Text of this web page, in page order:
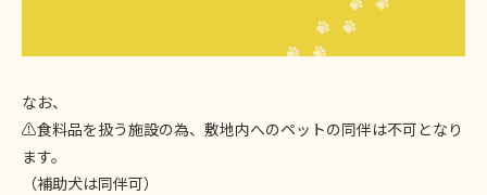
なお、
⚠️食料品を扱う施設の為、敷地内へのペットの同伴は不可となり
ます。
（補助犬は同伴可）